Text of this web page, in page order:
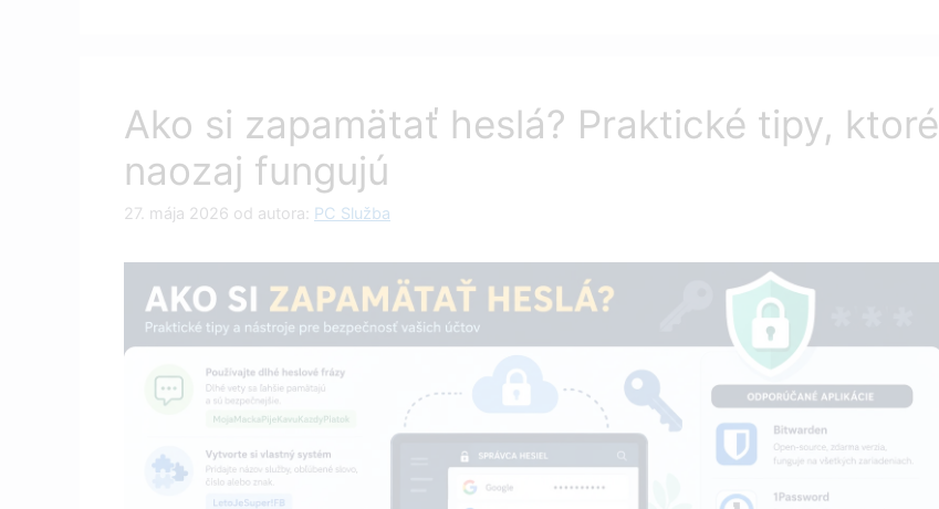
Ako si zapamätať heslá? Praktické tipy, ktoré
naozaj fungujú
27. mája 2026 od autora: PC Služba